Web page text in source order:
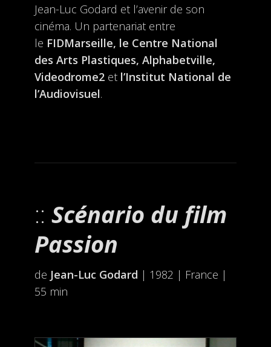
Jean-Luc Godard et l’avenir de son
cinéma. Un partenariat entre
le FIDMarseille, le Centre National
des Arts Plastiques, Alphabetville,
Videodrome2 etl’Institut National de
l’Audiovisuel.
Scénario du film
Passion
de Jean-Luc Godard | 1982 | France |
55 min